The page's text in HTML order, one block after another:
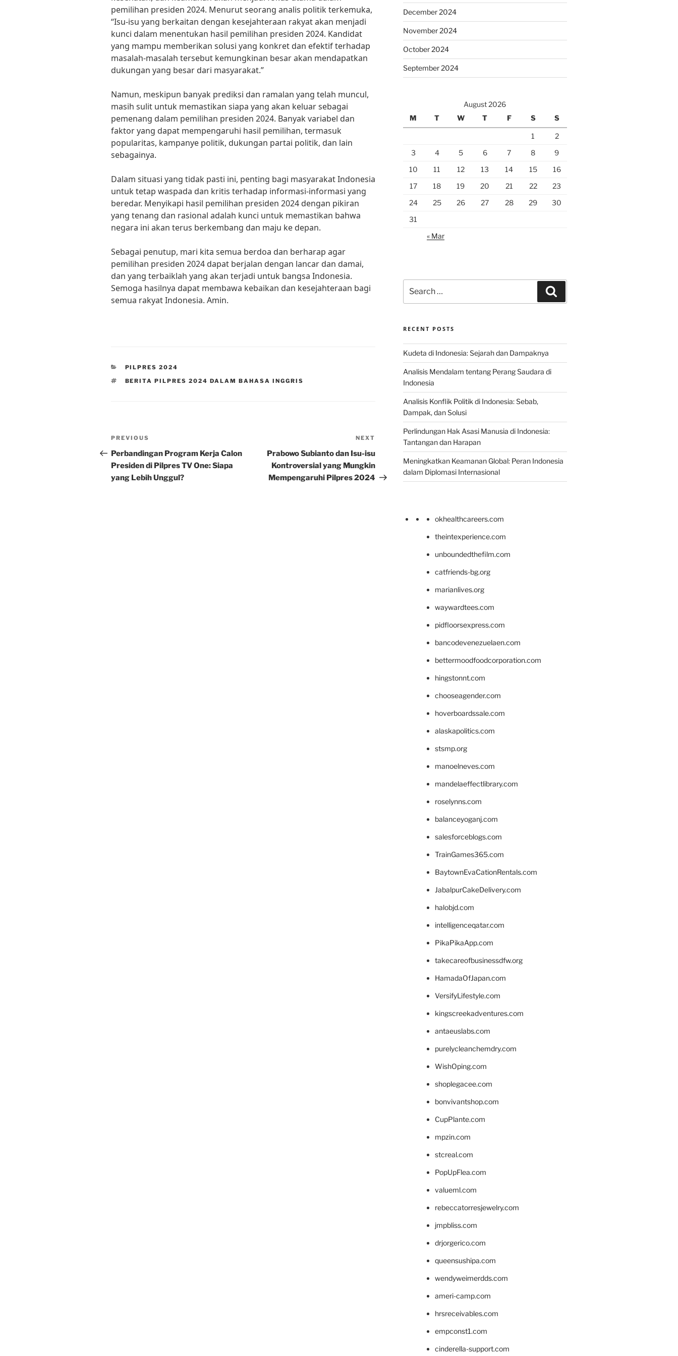
pemilihan presiden 2024. Menurut seorang analis politik terkemuka,
“Isu-isu yang berkaitan dengan kesejahteraan rakyat akan menjadi
kunci dalam menentukan hasil pemilihan presiden 2024. Kandidat
yang mampu memberikan solusi yang konkret dan efektif terhadap
masalah-masalah tersebut kemungkinan besar akan mendapatkan
dukungan yang besar dari masyarakat.”
Namun, meskipun banyak prediksi dan ramalan yang telah muncul,
masih sulit untuk memastikan siapa yang akan keluar sebagai
pemenang dalam pemilihan presiden 2024. Banyak variabel dan
faktor yang dapat mempengaruhi hasil pemilihan, termasuk
popularitas, kampanye politik, dukungan partai politik, dan lain
sebagainya.
Dalam situasi yang tidak pasti ini, penting bagi masyarakat Indonesia
untuk tetap waspada dan kritis terhadap informasi-informasi yang
beredar. Menyikapi hasil pemilihan presiden 2024 dengan pikiran
yang tenang dan rasional adalah kunci untuk memastikan bahwa
negara ini akan terus berkembang dan maju ke depan.
Sebagai penutup, mari kita semua berdoa dan berharap agar
pemilihan presiden 2024 dapat berjalan dengan lancar dan damai,
dan yang terbaiklah yang akan terjadi untuk bangsa Indonesia.
Semoga hasilnya dapat membawa kebaikan dan kesejahteraan bagi
semua rakyat Indonesia. Amin.
CATEGORIES
PILPRES 2024
TAGS
BERITA PILPRES 2024 DALAM BAHASA INGGRIS
Post
navigation
Previous
Post
PREVIOUS
Perbandingan Program Kerja Calon
Presiden di Pilpres TV One: Siapa
yang Lebih Unggul?
Post
NEXT
Prabowo Subianto dan Isu-isu
Kontroversial yang Mungkin
Mempengaruhi Pilpres 2024
December 2024
November 2024
October 2024
September 2024
August 2026
M
T W T F S S
1
2
3
4 5 6 7 8
9
10
11 12 13 14 15
16
17
18 19 20 21 22
23
24
25 26 27 28 29
30
31
« Mar
for:
RECENT POSTS
Kudeta di Indonesia: Sejarah dan Dampaknya
Analisis Mendalam tentang Perang Saudara di
Indonesia
Analisis Konflik Politik di Indonesia: Sebab,
Dampak, dan Solusi
Perlindungan Hak Asasi Manusia di Indonesia:
Tantangan dan Harapan
Meningkatkan Keamanan Global: Peran Indonesia
dalam Diplomasi Internasional
okhealthcareers.com
theintexperience.com
unboundedthefilm.com
catfriends-bg.org
marianlives.org
waywardtees.com
pidfloorsexpress.com
bancodevenezuelaen.com
bettermoodfoodcorporation.com
hingstonnt.com
chooseagender.com
hoverboardssale.com
alaskapolitics.com
stsmp.org
manoelneves.com
mandelaeffectlibrary.com
roselynns.com
balanceyoganj.com
salesforceblogs.com
TrainGames365.com
BaytownEvaCationRentals.com
JabalpurCakeDelivery.com
halobjd.com
intelligenceqatar.com
PikaPikaApp.com
takecareofbusinessdfw.org
HamadaOfJapan.com
VersifyLifestyle.com
kingscreekadventures.com
antaeuslabs.com
purelycleanchemdry.com
WishOping.com
shoplegacee.com
bonvivantshop.com
CupPlante.com
mpzin.com
stcreal.com
PopUpFlea.com
valueml.com
rebeccatorresjewelry.com
jmpbliss.com
drjorgerico.com
queensushipa.com
wendyweimerdds.com
ameri-camp.com
hrsreceivables.com
empconst1.com
cinderella-support.com